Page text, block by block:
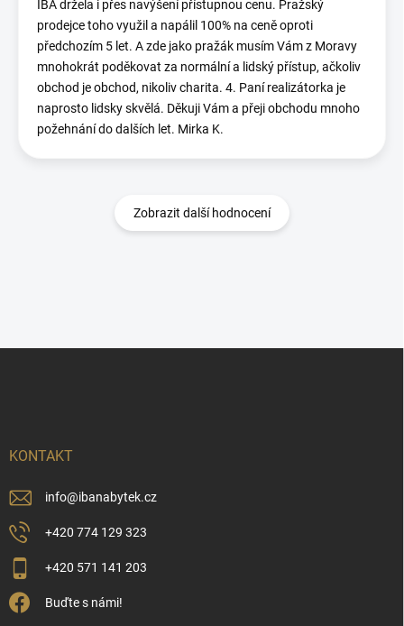
IBA držela i přes navýšení přístupnou cenu. Pražský
prodejce toho využil a napálil 100% na ceně oproti
předchozím 5 let. A zde jako pražák musím Vám z Moravy
mnohokrát poděkovat za normální a lidský přístup, ačkoliv
obchod je obchod, nikoliv charita. 4. Paní realizátorka je
naprosto lidsky skvělá. Děkuji Vám a přeji obchodu mnoho
požehnání do dalších let. Mirka K.
Zobrazit další hodnocení
KONTAKT
info@ibanabytek.cz
+420 774 129 323
+420 571 141 203
Buďte s námi!